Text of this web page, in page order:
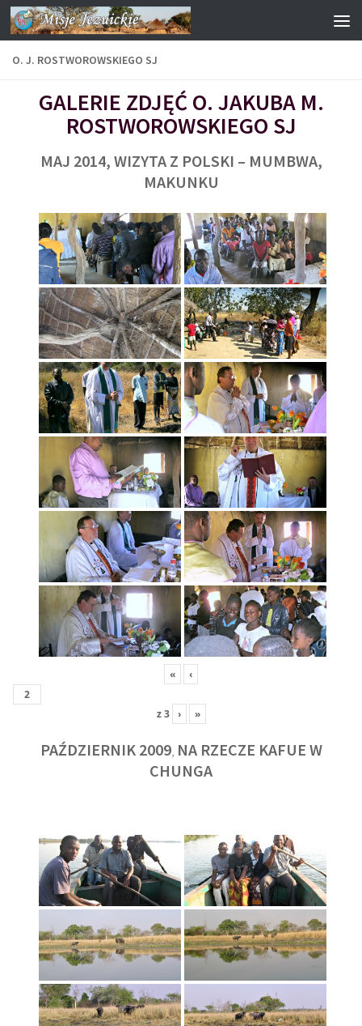
Przejdź do treści
O. J. ROSTWOROWSKIEGO SJ
GALERIE ZDJĘĆ O. JAKUBA M.
ROSTWOROWSKIEGO SJ
MAJ 2014, WIZYTA Z POLSKI – MUMBWA,
MAKUNKU
« ‹
z3 › »
PAŹDZIERNIK 2009, NA RZECZE KAFUE W
CHUNGA